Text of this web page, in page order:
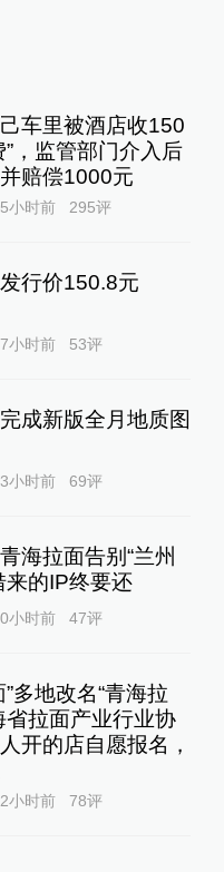
车里被酒店收150
”，监管部门介入后
赔偿1000元
小时前 295评
行价150.8元
小时前 53评
成新版全月地质图
小时前 69评
海拉面告别“兰州
来的IP终要还
小时前 47评
”多地改名“青海拉
省拉面产业行业协
开的店自愿报名，
小时前 78评